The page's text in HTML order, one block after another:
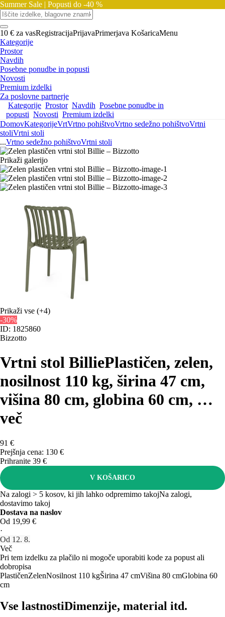
Summer Sale | Popusti do -40 %
10 € za vasRegistracijaPrijavaPrimerjava KošaricaMenu
Kategorije
Prostor
Navdih
Posebne ponudbe in popusti
Novosti
Premium izdelki
Za poslovne partnerje
Kategorije Prostor Navdih Posebne ponudbe in
popusti Novosti Premium izdelki
DomovKategorijeVrtVrtno pohištvoVrtno sedežno pohištvoVrtni
stoliVrtni stoli
...Vrtno sedežno pohištvoVrtni stoli
Prikaži galerijo
Prikaži vse (+4)
-30%
ID: 1825860
Bizzotto
Vrtni stol BilliePlastičen, zelen,
nosilnost 110 kg, širina 47 cm,
višina 80 cm, globina 60 cm, …
več
91 €
Prejšnja cena: 130 €
Prihranite 39 €
V KOŠARICO
Na zalogi > 5 kosov, ki jih lahko odpremimo takojNa zalogi,
dostavimo takoj
Dostava na naslov
Od 19,99 €
·
Od 12. 8.
Več
Pri tem izdelku za plačilo ni mogoče uporabiti kode za popust ali
dobropisa
PlastičenZelenNosilnost 110 kgŠirina 47 cmVišina 80 cmGlobina 60
cm
Vse lastnostiDimenzije, material itd.